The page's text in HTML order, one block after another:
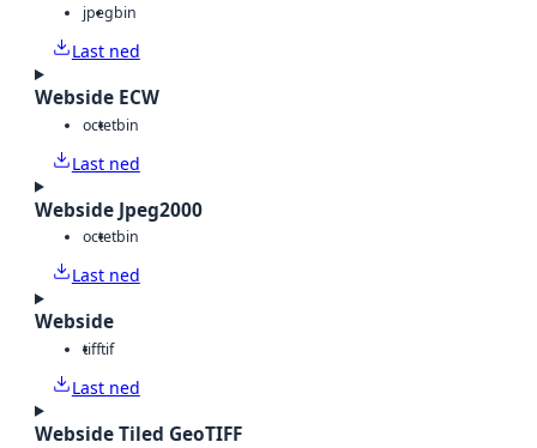
jpegbin
Last ned
Webside ECW
octetbin
Last ned
Webside Jpeg2000
octetbin
Last ned
Webside
tifftif
Last ned
Webside Tiled GeoTIFF